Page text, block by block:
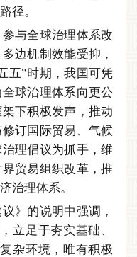
径。
与全球治理体系改
边机制效能受抑，
五”时期，我国可凭
球治理体系向更公
下积极发声，推动
订国际贸易、气候
理倡议为抓手，维
贸易组织改革，推
治理体系。
》的说明中强调，
立足于夯实基础、
杂环境，唯有积极